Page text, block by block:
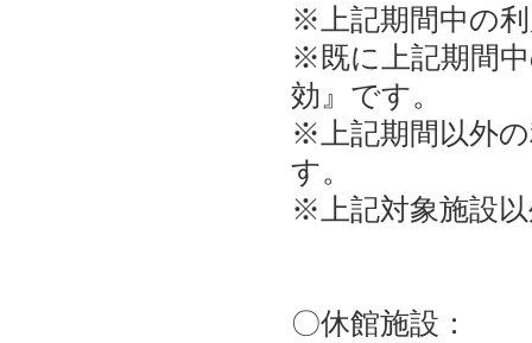
※上記期間中の
※既に上記期間
効』です。
※上記期間以外
す。
※上記対象施設
〇休館施設：